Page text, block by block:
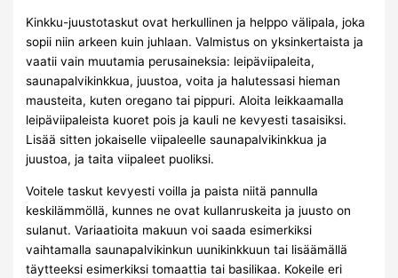
Kinkku-juustotaskut ovat herkullinen ja helppo välipala, joka
sopii niin arkeen kuin juhlaan. Valmistus on yksinkertaista ja
vaatii vain muutamia perusaineksia: leipäviipaleita,
saunapalvikinkkua, juustoa, voita ja halutessasi hieman
mausteita, kuten oregano tai pippuri. Aloita leikkaamalla
leipäviipaleista kuoret pois ja kauli ne kevyesti tasaisiksi.
Lisää sitten jokaiselle viipaleelle saunapalvikinkkua ja
juustoa, ja taita viipaleet puoliksi.
Voitele taskut kevyesti voilla ja paista niitä pannulla
keskilämmöllä, kunnes ne ovat kullanruskeita ja juusto on
sulanut. Variaatioita makuun voi saada esimerkiksi
vaihtamalla saunapalvikinkun uunikinkkuun tai lisäämällä
täytteeksi esimerkiksi tomaattia tai basilikaa. Kokeile eri